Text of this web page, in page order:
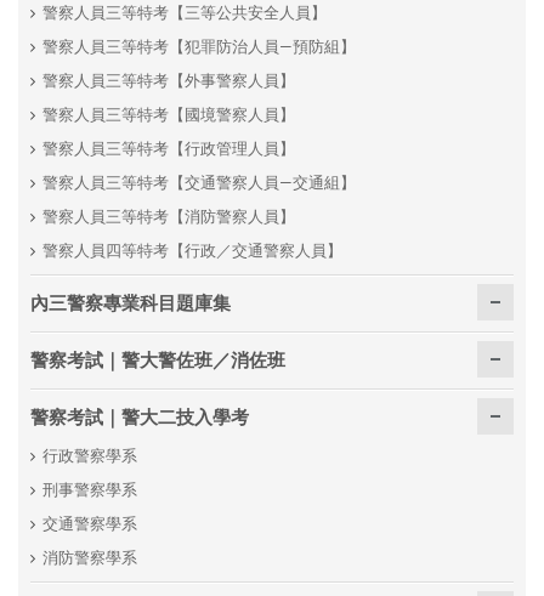
警察人員三等特考【三等公共安全人員】
警察人員三等特考【犯罪防治人員—預防組】
警察人員三等特考【外事警察人員】
警察人員三等特考【國境警察人員】
警察人員三等特考【行政管理人員】
警察人員三等特考【交通警察人員—交通組】
警察人員三等特考【消防警察人員】
警察人員四等特考【行政／交通警察人員】
內三警察專業科目題庫集
警察考試｜警大警佐班／消佐班
警察考試｜警大二技入學考
行政警察學系
刑事警察學系
交通警察學系
消防警察學系